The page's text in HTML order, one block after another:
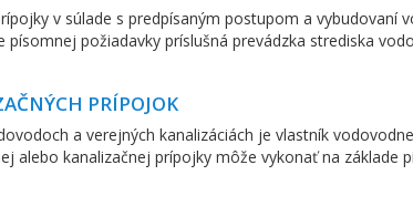
v súlade s predpísaným postupom a vybudovaní
požiadavky príslušná prevádzka strediska
PRÍPOJOK
a verejných kanalizáciách je vlastník
alebo kanalizačnej prípojky môže vykonať na